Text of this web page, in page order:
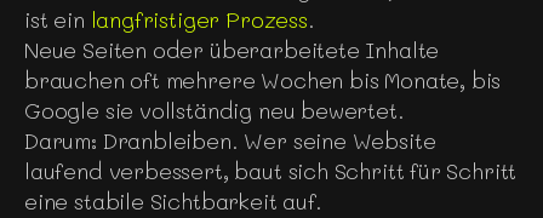
ist ein langfristiger Prozess.
Neue Seiten oder überarbeitete Inhalte
brauchen oft mehrere Wochen bis Monate, bis
Google sie vollständig neu bewertet.
Darum: Dranbleiben. Wer seine Website
laufend verbessert, baut sich Schritt für Schritt
eine stabile Sichtbarkeit auf.